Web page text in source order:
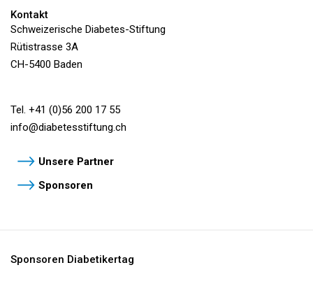
Kontakt
Schweizerische Diabetes-Stiftung
Rütistrasse 3A
CH-5400 Baden
Tel. +41 (0)56 200 17 55
info@diabetesstiftung.ch
Unsere Partner
Sponsoren
Sponsoren Diabetikertag